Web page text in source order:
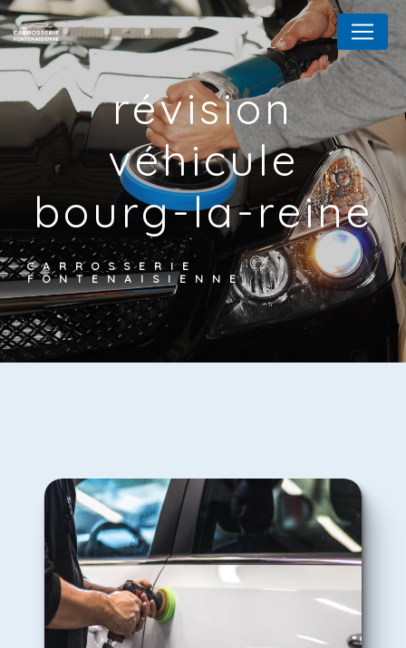
révision
véhicule
bourg-la-reine
CARROSSERIE
FONTENAISIENNE
Panneau de gestion des cookies